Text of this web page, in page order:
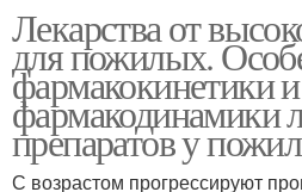
Лекарства от
для пожилых.
фармакокинетики и
фармакодинамики
препаратов у
С возрастом прогрессируют